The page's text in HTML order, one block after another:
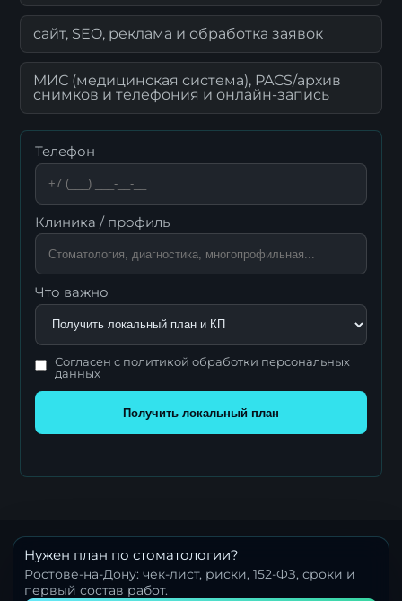
сайт, SEO, реклама и обработка заявок
МИС (медицинская система), PACS/архив
снимков и телефония и онлайн-запись
Телефон
Клиника / профиль
Что важно
Согласен с политикой обработки персональных
данных
Получить локальный план
Нужен план по стоматологии?
Ростове-на-Дону: чек-лист, риски, 152-ФЗ, сроки и
первый состав работ.